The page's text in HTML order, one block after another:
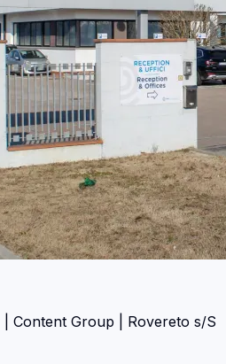
Content Group | Rovereto s/S